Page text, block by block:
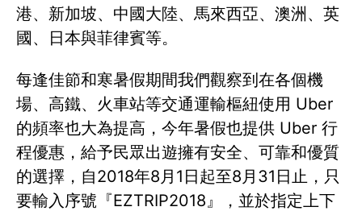
港、新加坡、中國大陸、馬來西亞、澳洲、英
國、日本與菲律賓等。
每逢佳節和寒暑假期間我們觀察到在各個機
場、高鐵、火車站等交通運輸樞紐使用 Uber
的頻率也大為提高，今年暑假也提供 Uber 行
程優惠，給予民眾出遊擁有安全、可靠和優質
的選擇，自2018年8月1日起至8月31日止，只
要輸入序號『EZTRIP2018』，並於指定上下